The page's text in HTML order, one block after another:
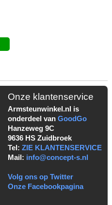
Onze klantenservice
Armsteunwinkel.nl is
onderdeel van GoodGo
Hanzeweg 9C
9636 HS Zuidbroek
Tel: ZIE KLANTENSERVICE
Mail: info@concept-s.nl
Volg ons op Twitter
Onze Facebookpagina